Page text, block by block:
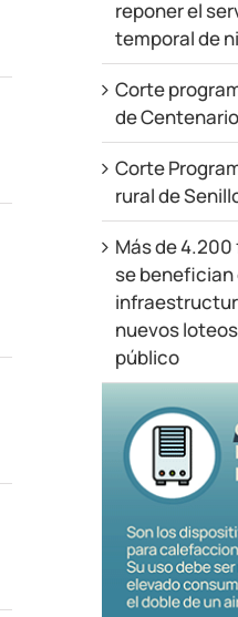
reponer el
temporal de
Corte
de
Corte
rural de
Más de
se benefician
nuevos
público